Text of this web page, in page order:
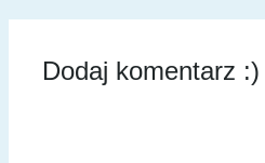
Dodaj komentarz :)